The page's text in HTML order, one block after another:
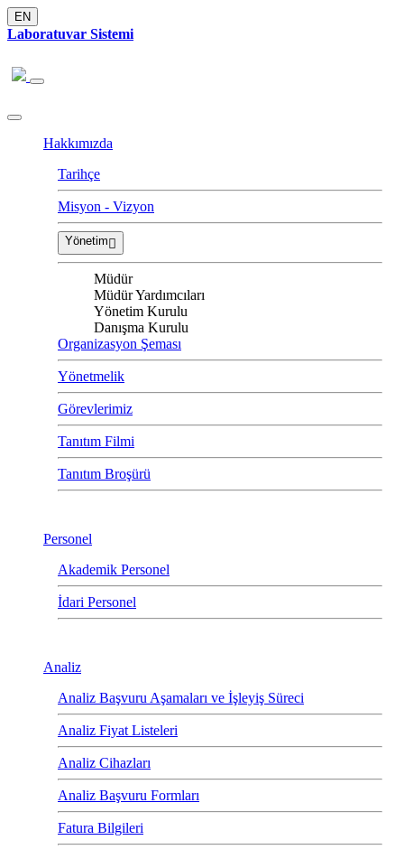
EN
Laboratuvar Sistemi
Hakkımızda
Tarihçe
Misyon - Vizyon
Yönetim
Müdür
Müdür Yardımcıları
Yönetim Kurulu
Danışma Kurulu
Organizasyon Şeması
Yönetmelik
Görevlerimiz
Tanıtım Filmi
Tanıtım Broşürü
Personel
Akademik Personel
İdari Personel
Analiz
Analiz Başvuru Aşamaları ve İşleyiş Süreci
Analiz Fiyat Listeleri
Analiz Cihazları
Analiz Başvuru Formları
Fatura Bilgileri